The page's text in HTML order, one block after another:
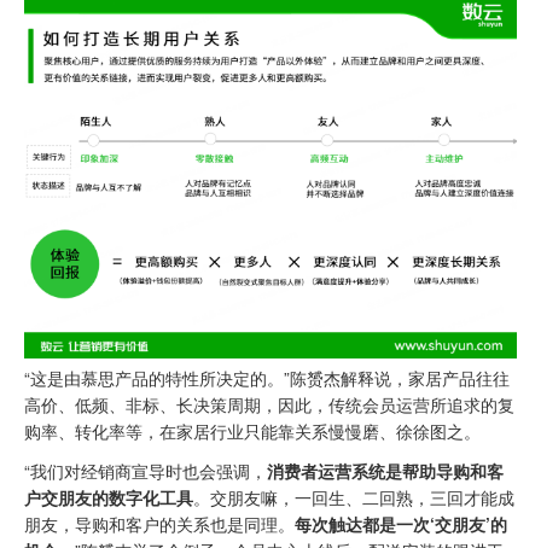
“这是由慕思产品的特性所决定的。”陈赟杰解释说，家居产品往往
高价、低频、非标、长决策周期，因此，传统会员运营所追求的复
购率、转化率等，在家居行业只能靠关系慢慢磨、徐徐图之。
“我们对经销商宣导时也会强调， 消费者运营系统是帮助导购和客
户交朋友的数字化工具。交朋友嘛，一回生、二回熟，三回才能成
朋友，导购和客户的关系也是同理。 每次触达都是一次‘交朋友’的